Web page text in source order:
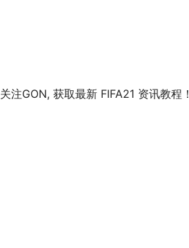
关注GON, 获取最新 FIFA21 资讯教程！